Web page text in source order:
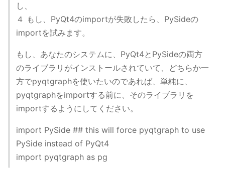
し、
４ もし、PyQt4のimportが失敗したら、PySideの
importを試みます。
もし、あなたのシステムに、PyQt4とPySideの両方
のライブラリがインストールされていて、どちらか一
方でpyqtgraphを使いたいのであれば、単純に、
pyqtgraphをimportする前に、そのライブラリを
importするようにしてください。
import PySide ## this will force pyqtgraph to use
PySide instead of PyQt4
import pyqtgraph as pg